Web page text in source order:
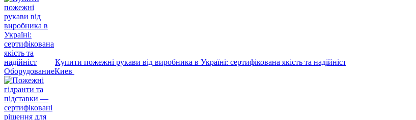
Кyпити пожежні рукави вiд виробника в Україні: сертифікована якість та надійніст
ОборудованиеКиев